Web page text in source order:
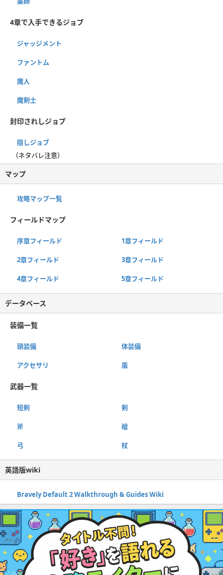
4章で入手できるジョブ
ジャッジメント
ファントム
魔人
魔剣士
封印されしジョブ
隠しジョブ
（ネタバレ注意）
マップ
攻略マップ一覧
フィールドマップ
序章フィールド 1章フィールド
2章フィールド 3章フィールド
4章フィールド 5章フィールド
データベース
装備一覧
頭装備 体装備
アクセサリ 盾
武器一覧
短剣 剣
斧 槍
弓 杖
英語版wiki
Bravely Default 2 Walkthrough & Guides Wiki